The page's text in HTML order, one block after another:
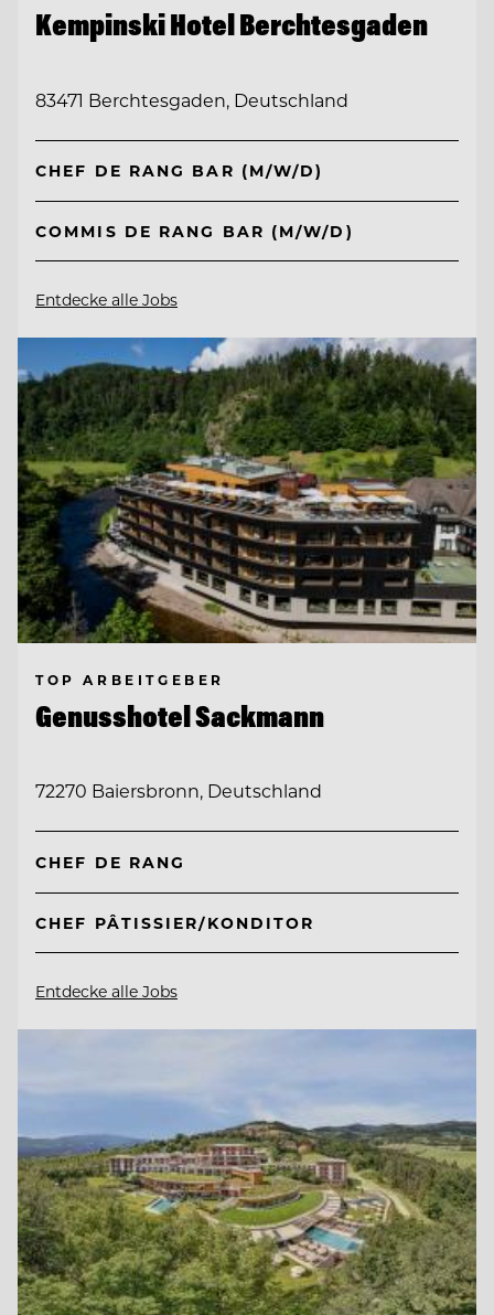
Kempinski Hotel Berchtesgaden
83471 Berchtesgaden, Deutschland
CHEF DE RANG BAR (M/W/D)
COMMIS DE RANG BAR (M/W/D)
Entdecke alle Jobs
TOP ARBEITGEBER
Genusshotel Sackmann
72270 Baiersbronn, Deutschland
CHEF DE RANG
CHEF PÂTISSIER/KONDITOR
Entdecke alle Jobs